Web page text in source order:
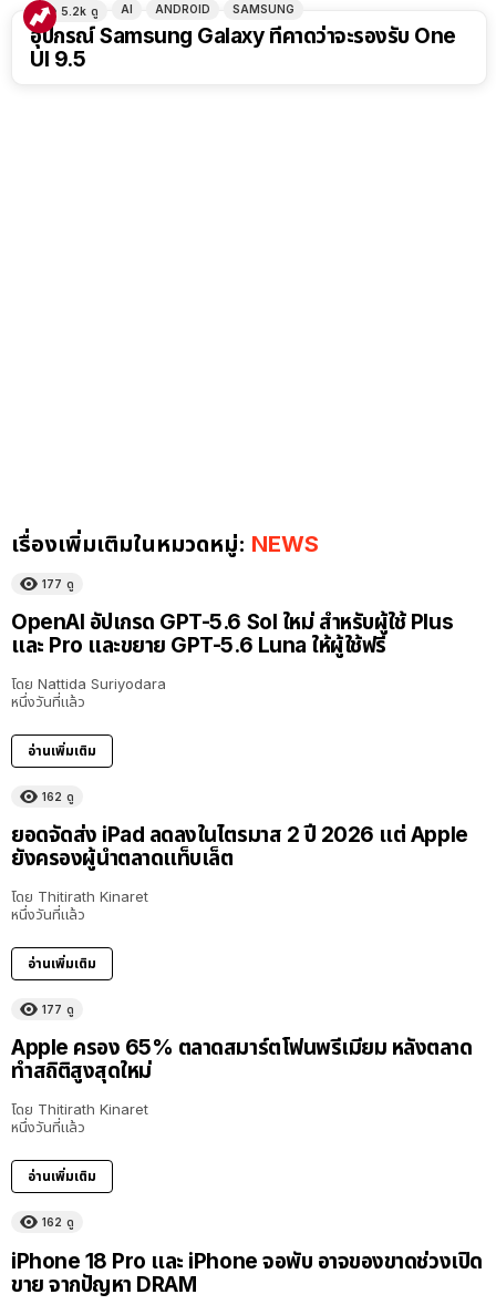
5.2k ดู AI ANDROID SAMSUNG
อุปกรณ์ Samsung Galaxy ที่คาดว่าจะรองรับ One
UI 9.5
เรื่องเพิ่มเติมในหมวดหมู่: NEWS
177 ดู
OpenAI อัปเกรด GPT-5.6 Sol ใหม่ สำหรับผู้ใช้ Plus
และ Pro และขยาย GPT-5.6 Luna ให้ผู้ใช้ฟรี
โดย Nattida Suriyodara
หนึ่งวันที่แล้ว
อ่านเพิ่มเติม
162 ดู
ยอดจัดส่ง iPad ลดลงในไตรมาส 2 ปี 2026 แต่ Apple
ยังครองผู้นำตลาดแท็บเล็ต
โดย Thitirath Kinaret
หนึ่งวันที่แล้ว
อ่านเพิ่มเติม
177 ดู
Apple ครอง 65% ตลาดสมาร์ตโฟนพรีเมียม หลังตลาด
ทำสถิติสูงสุดใหม่
โดย Thitirath Kinaret
หนึ่งวันที่แล้ว
อ่านเพิ่มเติม
162 ดู
iPhone 18 Pro และ iPhone จอพับ อาจของขาดช่วงเปิด
ขาย จากปัญหา DRAM